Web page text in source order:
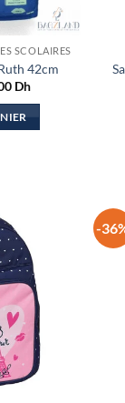
SCOLAIRES
42cm
DhLe
-